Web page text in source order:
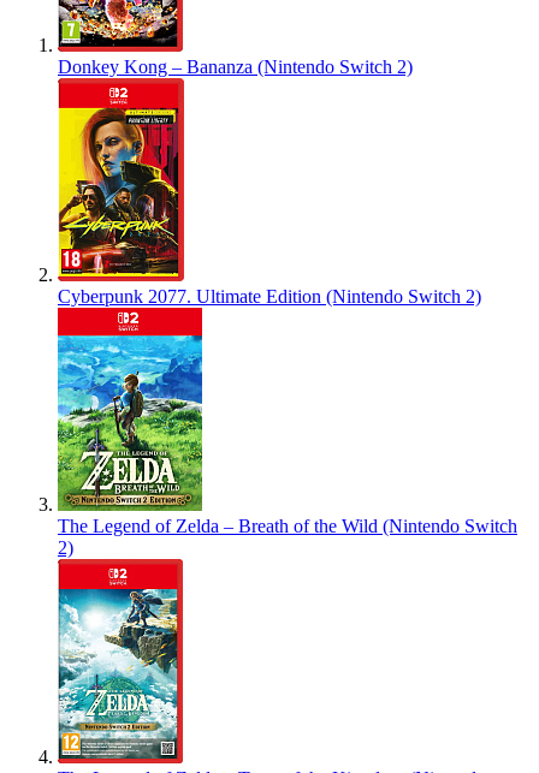
Donkey Kong – Bananza (Nintendo Switch 2)
Cyberpunk 2077. Ultimate Edition (Nintendo Switch 2)
The Legend of Zelda – Breath of the Wild (Nintendo Switch
2)